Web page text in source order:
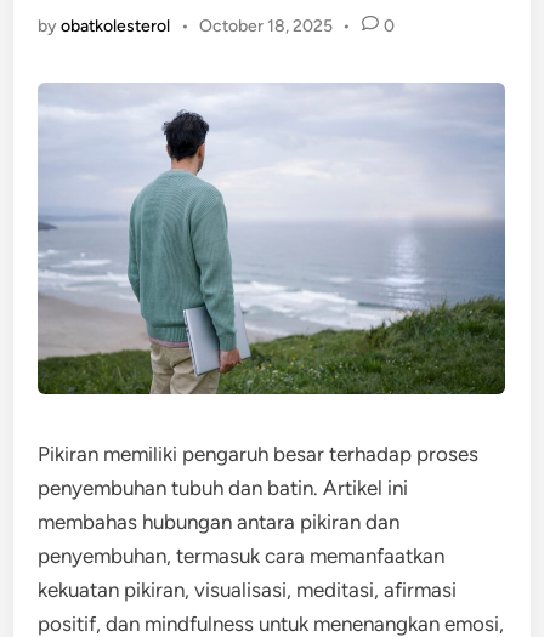
byobatkolesterol • October 18, 2025 • 0
Pikiran memiliki pengaruh besar terhadap proses
penyembuhan tubuh dan batin. Artikel ini
membahas hubungan antara pikiran dan
penyembuhan, termasuk cara memanfaatkan
kekuatan pikiran, visualisasi, meditasi, afirmasi
positif, dan mindfulness untuk menenangkan emosi,